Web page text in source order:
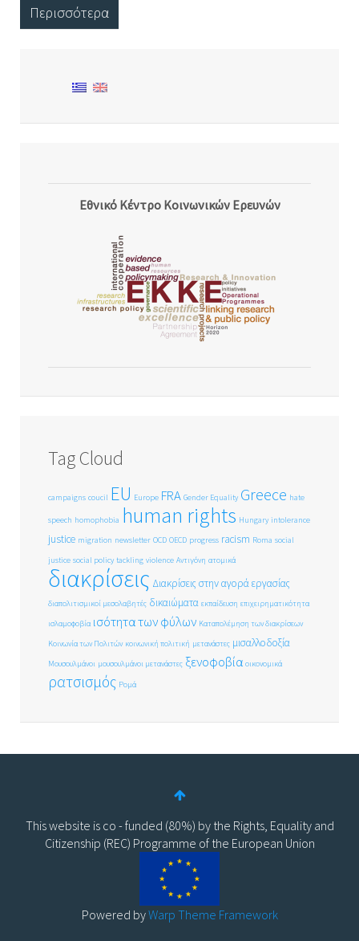
Περισσότερα
Εθνικό Κέντρο Κοινωνικών Ερευνών
Tag Cloud
campaigns coucil EU Europe FRA Gender Equality Greece hate
speech homophobia human rights Hungary intolerance
justice migration newsletter OCD OECD progress racism Roma social
justice social policy tackling violence Αντιγόνη ατομικά
διακρίσεις Διακρίσεις στην αγορά εργασίας
διαπολιτισμικοί μεσολαβητές δικαιώματα εκπαίδευση επιχειρηματικότητα
ισλαμοφοβία ισότητα των φύλων Καταπολέμηση των διακρίσεων
Κοινωνία των Πολιτών κοινωνική πολιτική μετανάστες μισαλλοδοξία
Μουσουλμάνοι μουσουλμάνοι μετανάστες ξενοφοβία οικονομικά
ρατσισμός Ρομά
This website is co - funded (80%) by the Rights, Equality and
Citizenship (REC) Programme of the European Union
Powered byWarp Theme Framework